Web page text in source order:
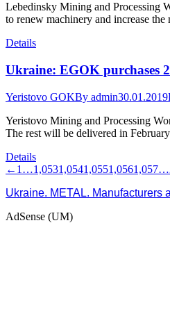
Lebedinsky Mining and Processing
to renew machinery and increase
Details
Ukraine: EGOK purchases
Yeristovo GOKBy admin30.01.2019
Yeristovo Mining and Processing
The rest will be delivered in
Details
← 1 …1,0531,0541,0551,0561,057…
Ukraine. METAL. Manufacturers
AdSense (UM)